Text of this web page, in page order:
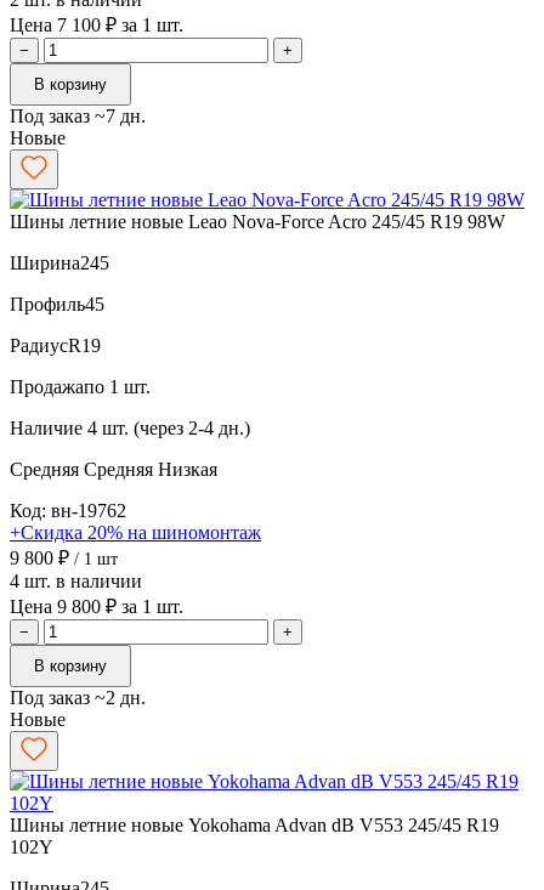
Цена 7 100 ₽ за 1 шт.
−
+
В корзину
Под заказ ~7 дн.
Новые
Шины летние новые Leao Nova-Force Acro 245/45 R19 98W
Ширина245
Профиль45
РадиусR19
Продажапо 1 шт.
Наличие 4 шт. (через 2-4 дн.)
Средняя Средняя Низкая
Код: вн-19762
+Скидка 20% на шиномонтаж
9 800 ₽ / 1 шт
4 шт. в наличии
Цена 9 800 ₽ за 1 шт.
−
+
В корзину
Под заказ ~2 дн.
Новые
Шины летние новые Yokohama Advan dB V553 245/45 R19
102Y